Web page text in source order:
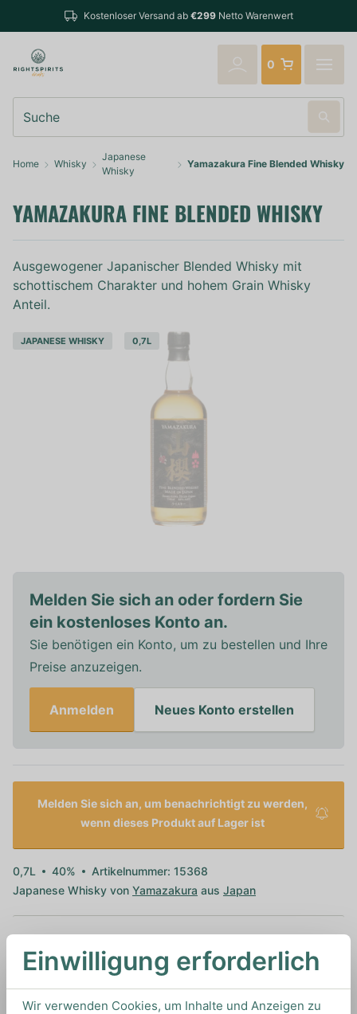
Netto Warenwert
verschickt
0
Home Whisky
Japanese
Whisky
Yamazakura Fine Blended Whisky
YAMAZAKURA FINE BLENDED WHISKY
Ausgewogener Japanischer Blended Whisky mit
schottischem Charakter und hohem Grain Whisky
Anteil.
JAPANESE WHISKY 0,7L
Melden Sie sich an oder fordern Sie
ein kostenloses Konto an.
Sie benötigen ein Konto, um zu bestellen und Ihre
Preise anzuzeigen.
Anmelden Neues Konto erstellen
Melden Sie sich an, um benachrichtigt zu werden,
wenn dieses Produkt auf Lager ist
0,7L 40%
Artikelnummer: 15368
Japanese Whisky von Yamazakura aus Japan
TIPS & TRICKS
HOW TO DRINK
Einwilligung erforderlich
Wir verwenden Cookies, um Inhalte und Anzeigen zu